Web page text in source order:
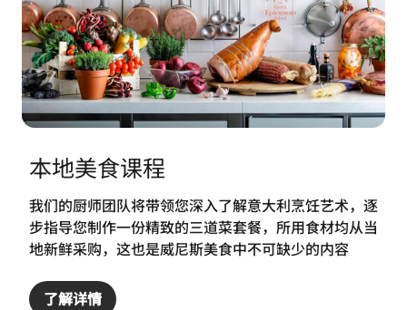
本地美食课程
我们的厨师团队将带领您深入了解意大利烹饪艺术，逐
步指导您制作一份精致的三道菜套餐，所用食材均从当
地新鲜采购，这也是威尼斯美食中不可缺少的内容
了解详情